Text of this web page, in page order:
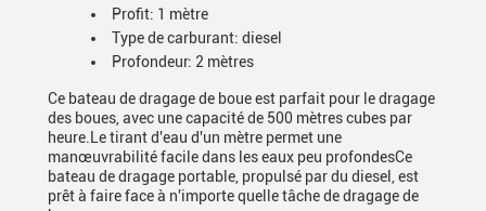
Profit: 1 mètre
Type de carburant: diesel
Profondeur: 2 mètres
Ce bateau de dragage de boue est parfait pour le dragage
des boues, avec une capacité de 500 mètres cubes par
heure.Le tirant d'eau d'un mètre permet une
manœuvrabilité facile dans les eaux peu profondesCe
bateau de dragage portable, propulsé par du diesel, est
prêt à faire face à n'importe quelle tâche de dragage de